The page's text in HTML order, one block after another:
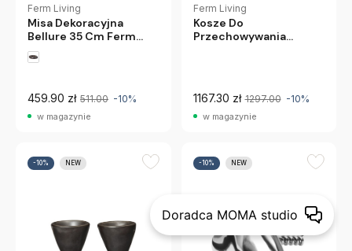
Ferm Living
Misa Dekoracyjna
Bellure 35 Cm Ferm
Living
459.90 zł 511.00 -10%
w magazynie
Ferm Living
Kosze Do
Przechowywania
1167.30 zł 1297.00 -10%
w magazynie
-10% NEW -10% NEW
Doradca MOMA studio